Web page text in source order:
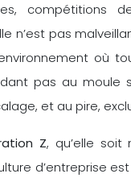
compétitions
n’est pas
où
pas au moule
et au pire,
Z, qu’elle soit
d’entreprise